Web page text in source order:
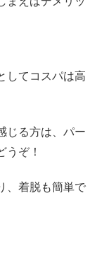
してコスパは高
じる方は、パー
うぞ！
、着脱も簡単で